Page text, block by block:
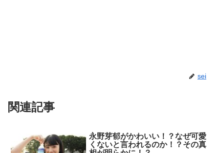
sei
関連記事
永野芽郁がかわいい！？なぜ可愛
くないと言われるのか！？その真